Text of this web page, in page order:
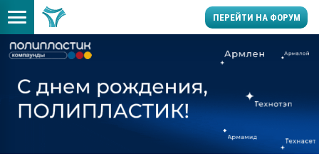
ПЕРЕЙТИ НА ФОРУМ
пластмасс
ситуацией на